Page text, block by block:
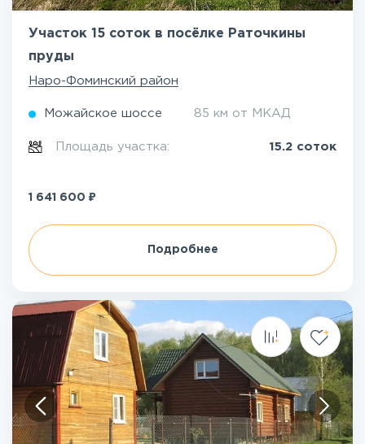
Участок 15 соток в посёлке Раточкины
пруды
Наро-Фоминский район
Можайское шоссе 85 км от МКАД
Площадь участка: 15.2 соток
1 641 600 ₽
Подробнее